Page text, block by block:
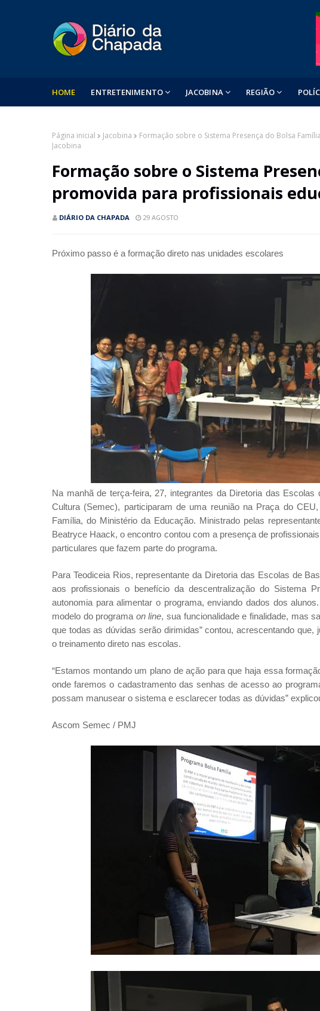
HOME ENTRETENIMENTO JACOBINA REGIÃO
Página inicial Jacobina
Formação sobre o Sistema Presença do Bolsa
Jacobina
Formação sobre o Sistema
promovida para profissionais
DIÁRIO DA CHAPADA 29 AGOSTO
Próximo passo é a formação direto nas unidades escolares
Na manhã de terça-feira, 27, integrantes da Diretoria das
Cultura (Semec), participaram de uma reunião na Praça do
Família, do Ministério da Educação. Ministrado pelas
Beatryce Haack, o encontro contou com a presença de
particulares que fazem parte do programa.
Para Teodiceia Rios, representante da Diretoria das Escolas de
aos profissionais o benefício da descentralização do Sistema
autonomia para alimentar o programa, enviando dados dos
modelo do programa on line, sua funcionalidade e finalidade, mas
que todas as dúvidas serão dirimidas” contou, acrescentando
o treinamento direto nas escolas.
“Estamos montando um plano de ação para que haja essa
onde faremos o cadastramento das senhas de acesso ao
possam manusear o sistema e esclarecer todas as dúvidas”
Ascom Semec / PMJ